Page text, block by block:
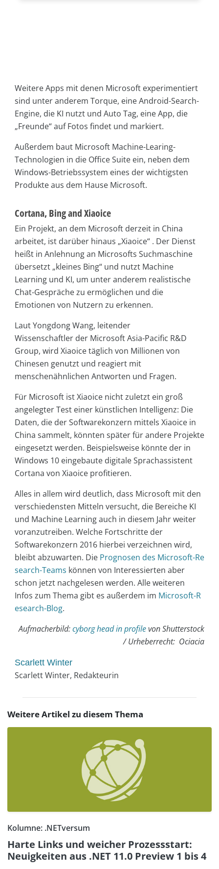
Weitere Apps mit denen Microsoft experimentiert
sind unter anderem Torque, eine Android-Search-
Engine, die KI nutzt und Auto Tag, eine App, die
„Freunde“ auf Fotos findet und markiert.
Außerdem baut Microsoft Machine-Learing-
Technologien in die Office Suite ein, neben dem
Windows-Betriebssystem eines der wichtigsten
Produkte aus dem Hause Microsoft.
Cortana, Bing and Xiaoice
Ein Projekt, an dem Microsoft derzeit in China
arbeitet, ist darüber hinaus „Xiaoice“ . Der Dienst
heißt in Anlehnung an Microsofts Suchmaschine
übersetzt „kleines Bing“ und nutzt Machine
Learning und KI, um unter anderem realistische
Chat-Gespräche zu ermöglichen und die
Emotionen von Nutzern zu erkennen.
Laut Yongdong Wang, leitender
Wissenschaftler der Microsoft Asia-Pacific R&D
Group, wird Xiaoice täglich von Millionen von
Chinesen genutzt und reagiert mit
menschenähnlichen Antworten und Fragen.
Für Microsoft ist Xiaoice nicht zuletzt ein groß
angelegter Test einer künstlichen Intelligenz: Die
Daten, die der Softwarekonzern mittels Xiaoice in
China sammelt, könnten später für andere Projekte
eingesetzt werden. Beispielsweise könnte der in
Windows 10 eingebaute digitale Sprachassistent
Cortana von Xiaoice profitieren.
Alles in allem wird deutlich, dass Microsoft mit den
verschiedensten Mitteln versucht, die Bereiche KI
und Machine Learning auch in diesem Jahr weiter
voranzutreiben. Welche Fortschritte der
Softwarekonzern 2016 hierbei verzeichnen wird,
bleibt abzuwarten. Die Prognosen des Microsoft-Re
search-Teams können von Interessierten aber
schon jetzt nachgelesen werden. Alle weiteren
Infos zum Thema gibt es außerdem im Microsoft-R
esearch-Blog.
Aufmacherbild:cyborg head in profilevon Shutterstock
/ Urheberrecht: Ociacia
Scarlett Winter
Scarlett Winter, Redakteurin
Weitere Artikel zu diesem Thema
Kolumne: .NETversum
Harte Links und weicher Prozessstart:
Neuigkeiten aus .NET 11.0 Preview 1 bis 4